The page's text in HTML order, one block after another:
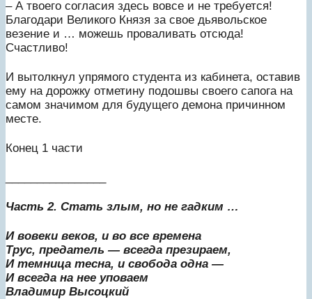
– А твоего согласия здесь вовсе и не требуется!
Благодари Великого Князя за свое дьявольское
везение и … можешь проваливать отсюда!
Счастливо!
И вытолкнул упрямого студента из кабинета, оставив
ему на дорожку отметину подошвы своего сапога на
самом значимом для будущего демона причинном
месте.
Конец 1 части
Часть 2. Стать злым, но не гадким …
И вовеки веков, и во все времена
Трус, предатель — всегда презираем,
И темница тесна, и свобода одна —
И всегда на нее уповаем
Владимир Высоцкий